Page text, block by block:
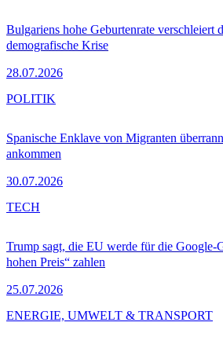
Bulgariens hohe Geburtenrate verschleiert
demografische Krise
28.07.2026
Spanische Enklave von Migranten
ankommen
30.07.2026
POLITIK
Trump sagt, die EU werde für die Google-
hohen Preis“ zahlen
25.07.2026
TECH
ENERGIE, UMWELT & TRANSPORT